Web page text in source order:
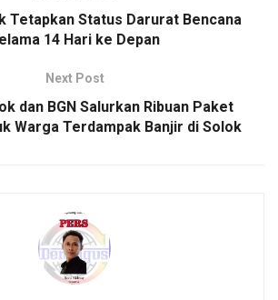
Tetapkan Status Darurat Bencana
14 Hari ke Depan
Next Post
dan BGN Salurkan Ribuan Paket
Warga Terdampak Banjir di Solok